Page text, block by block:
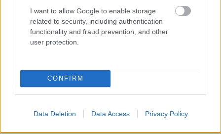
I want to allow Google to enable storage
related to security, including authentication
functionality and fraud prevention, and other
user protection.
CONFIRM
Data Deletion Data Access Privacy Policy